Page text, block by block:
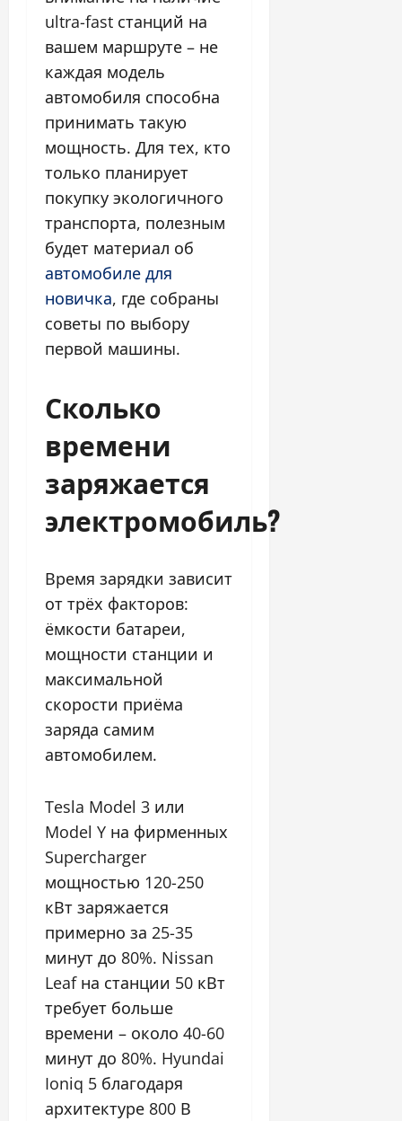
ultra-fast станций на
вашем маршруте – не
каждая модель
автомобиля способна
принимать такую
мощность. Для тех, кто
только планирует
покупку экологичного
транспорта, полезным
будет материал об
автомобиле для
новичка, где собраны
советы по выбору
первой машины.
Сколько
времени
заряжается
электромобиль?
Время зарядки зависит
от трёх факторов:
ёмкости батареи,
мощности станции и
максимальной
скорости приёма
заряда самим
автомобилем.
Tesla Model 3 или
Model Y на фирменных
Supercharger
мощностью 120-250
кВт заряжается
примерно за 25-35
минут до 80%. Nissan
Leaf на станции 50 кВт
требует больше
времени – около 40-60
минут до 80%. Hyundai
Ioniq 5 благодаря
архитектуре 800 В